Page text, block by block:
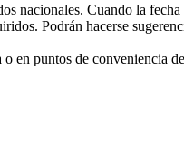
nacionales. Cuando la
Podrán hacerse
en puntos de conveniencia